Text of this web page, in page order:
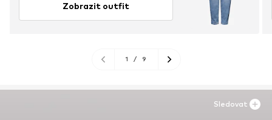
Zobrazit outfit
1 / 9
Sledovat